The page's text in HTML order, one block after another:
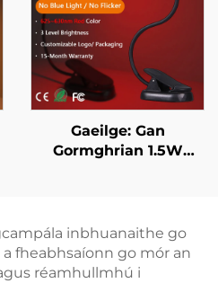
Gaeilge: Gan
Gormghrian 1.5W
Dath 3 Leibhéal Is
Soilse Soirleac Black
inbhuanaithe go
fheabhsaíonn go mór an
réamhullmhú i